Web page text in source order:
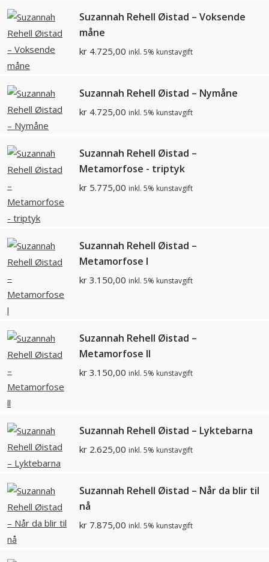
Suzannah Rehell Øistad – Voksende
måne
kr 4.725,00 inkl. 5% kunstavgift
Suzannah Rehell Øistad – Nymåne
kr 4.725,00 inkl. 5% kunstavgift
Suzannah Rehell Øistad –
Metamorfose - triptyk
kr 5.775,00 inkl. 5% kunstavgift
Suzannah Rehell Øistad –
Metamorfose l
kr 3.150,00 inkl. 5% kunstavgift
Suzannah Rehell Øistad –
Metamorfose ll
kr 3.150,00 inkl. 5% kunstavgift
Suzannah Rehell Øistad – Lyktebarna
kr 2.625,00 inkl. 5% kunstavgift
Suzannah Rehell Øistad – Når da blir til
nå
kr 7.875,00 inkl. 5% kunstavgift